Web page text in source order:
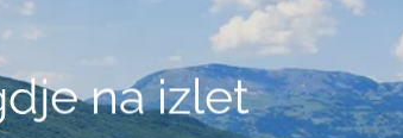
na izlet